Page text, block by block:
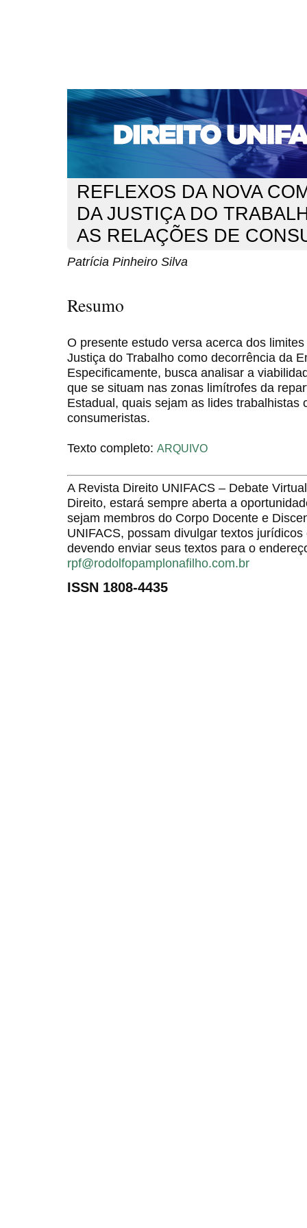
CAPA SOBRE ACESSO CADASTRO
NOTÍCIAS
EDIÇÕES DE Nº 1 A 100 WEBMAIL
Capa>n. 112 (2009) > Silva
REFLEXOS DA NOVA
DA JUSTIÇA DO
AS RELAÇÕES DE
Patrícia Pinheiro Silva
Resumo
O presente estudo versa acerca dos
Justiça do Trabalho como decorrência da
Especificamente, busca analisar a
que se situam nas zonas limítrofes da
Estadual, quais sejam as lides trabalhistas
consumeristas.
Texto completo: ARQUIVO
A Revista Direito UNIFACS – Debate
Direito, estará sempre aberta a
sejam membros do Corpo Docente e
UNIFACS, possam divulgar textos
devendo enviar seus textos para o
rpf@rodolfopamplonafilho.com.br
ISSN 1808-4435